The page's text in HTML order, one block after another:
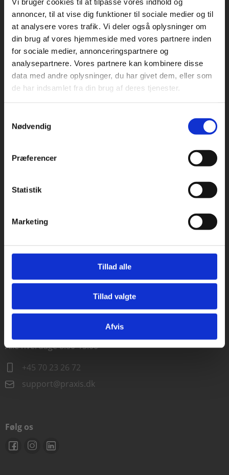
annoncer, til at vise dig funktioner til sociale medier og til
at analysere vores trafik. Vi deler også oplysninger om
din brug af vores hjemmeside med vores partnere inden
for sociale medier, annonceringspartnere og
analysepartnere. Vores partnere kan kombinere disse
data med andre oplysninger, du har givet dem, eller som
de har indsamlet fra din brug af deres tjenester.
Nødvendig
Præferencer
Statistik
Marketing
Tillad alle
Tillad valgte
Afvis
Praxis Forlag A/S
CVR 41280921
København
1120 København K
Kochsgade 31D
Rødekro
Kontakt kundeservice
+45 70 23 85 87
Kontakt teknisk support
Alle hverdage 8.00-15.00
+45 70 23 26 72
support@praxis.dk
Følg os
For privatkunder og
studerende. Du får
vist priser inkl.
For institutioner og
virksomheder. Du
får vist priser ekskl.
Gå til praxisOnline